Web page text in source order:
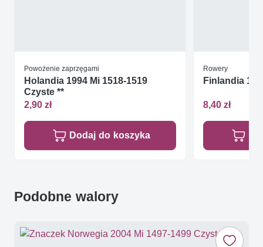
Powożenie zaprzęgami
Holandia 1994 Mi 1518-1519
Czyste **
2,90 zł
Dodaj do koszyka
Rowery
Finlandia
8,40 zł
Podobne walory